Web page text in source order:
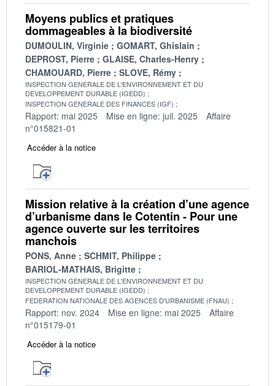
Moyens publics et pratiques
dommageables à la biodiversité
DUMOULIN, Virginie
GOMART, Ghislain
DEPROST, Pierre
GLAISE, Charles-Henry
CHAMOUARD, Pierre
SLOVE, Rémy
INSPECTION GENERALE DE L'ENVIRONNEMENT ET DU
DEVELOPPEMENT DURABLE (IGEDD)
INSPECTION GENERALE DES FINANCES (IGF)
Rapport: mai 2025 Mise en ligne: juil. 2025
Affaire
n°015821-01
Accéder à la notice
Mission relative à la création d’une agence
d’urbanisme dans le Cotentin - Pour une
agence ouverte sur les territoires
manchois
PONS, Anne
SCHMIT, Philippe
BARIOL-MATHAIS, Brigitte
INSPECTION GENERALE DE L'ENVIRONNEMENT ET DU
DEVELOPPEMENT DURABLE (IGEDD)
FEDERATION NATIONALE DES AGENCES D'URBANISME (FNAU)
Rapport: nov. 2024 Mise en ligne: mai 2025
Affaire
n°015179-01
Accéder à la notice